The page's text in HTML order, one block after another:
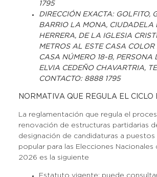
1795
DIRECCIÓN EXACTA: GOLFITO,
BARRIO LA MONA, CIUDADELA
HERRERA, DE LA IGLESIA
METROS AL ESTE CASA
CASA NÚMERO 18-B, PERSONA
ELVIA CEDEÑO CHAVARTRIA,
CONTACTO: 8888 1795
NORMATIVA QUE REGULA EL CICLO
La reglamentación que regula el
renovación de estructuras partidarias
designación de candidaturas a
popular para las Elecciones
2026 es la siguiente
Estatuto vigente: puede